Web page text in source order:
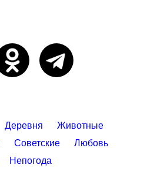
Деревня
Животные
Советские
Любовь
Непогода